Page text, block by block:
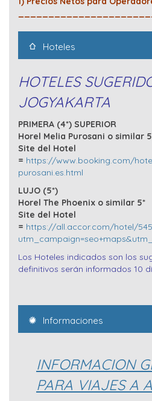
Hoteles
HOTELES
JOGYAKARTA
PRIMERA (4*) SUPERIOR
Horel Melia Purosani o similar
Site del Hotel
= https://www.booking.com/
purosani.es.html
LUJO (5*)
Horel The Phoenix o similar 5*
Site del Hotel
= https://all.accor.com/hotel/
Los Hoteles indicados son los
definitivos serán informados 10
Informaciones
INFORMACION
PARA VIAJES A